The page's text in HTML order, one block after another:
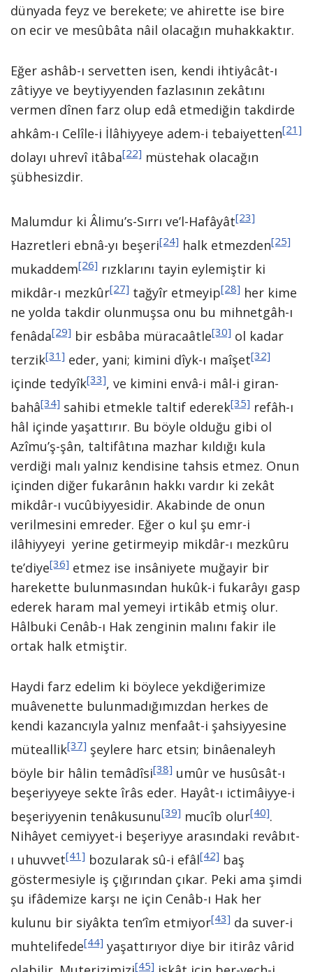
dünyada feyz ve berekete; ve ahirette ise bire
on ecir ve mesûbâta nâil olacağın muhakkaktır.
Eğer ashâb-ı servetten isen, kendi ihtiyâcât-ı
zâtiyye ve beytiyyenden fazlasının zekâtını
vermen dînen farz olup edâ etmediğin takdirde
ahkâm-ı Celîle-i İlâhiyyeye adem-i tebaiyetten[21]
dolayı uhrevî itâba[22] müstehak olacağın
şübhesizdir.
Malumdur ki Âlimu’s-Sırrı ve’l-Hafâyât[23]
Hazretleri ebnâ-yı beşeri[24] halk etmezden[25]
mukaddem[26] rızklarını tayin eylemiştir ki
mikdâr-ı mezkûr[27] tağyîr etmeyip[28] her kime
ne yolda takdir olunmuşsa onu bu mihnetgâh-ı
fenâda[29] bir esbâba müracaâtle[30] ol kadar
terzik[31] eder, yani; kimini dîyk-ı maîşet[32]
içinde tedyîk[33], ve kimini envâ-i mâl-i giran-
bahâ[34] sahibi etmekle taltif ederek[35] refâh-ı
hâl içinde yaşattırır. Bu böyle olduğu gibi ol
Azîmu’ş-şân, taltifâtına mazhar kıldığı kula
verdiği malı yalnız kendisine tahsis etmez. Onun
içinden diğer fukarânın hakkı vardır ki zekât
mikdâr-ı vucûbiyyesidir. Akabinde de onun
verilmesini emreder. Eğer o kul şu emr-i
ilâhiyyeyi yerine getirmeyip mikdâr-ı mezkûru
te’diye[36] etmez ise insâniyete muğayir bir
harekette bulunmasından hukûk-i fukarâyı gasp
ederek haram mal yemeyi irtikâb etmiş olur.
Hâlbuki Cenâb-ı Hak zenginin malını fakir ile
ortak halk etmiştir.
Haydi farz edelim ki böylece yekdiğerimize
muâvenette bulunmadığımızdan herkes de
kendi kazancıyla yalnız menfaât-i şahsiyyesine
müteallik[37] şeylere harc etsin; binâenaleyh
böyle bir hâlin temâdîsi[38] umûr ve husûsât-ı
beşeriyyeye sekte îrâs eder. Hayât-ı ictimâiyye-i
beşeriyyenin tenâkusunu[39] mucîb olur[40].
Nihâyet cemiyyet-i beşeriyye arasındaki revâbıt-
ı uhuvvet[41] bozularak sû-i efâl[42] baş
göstermesiyle iş çığırından çıkar. Peki ama şimdi
şu ifâdemize karşı ne için Cenâb-ı Hak her
kulunu bir siyâkta ten‘îm etmiyor[43] da suver-i
muhtelifede[44] yaşattırıyor diye bir itirâz vârid
[45]